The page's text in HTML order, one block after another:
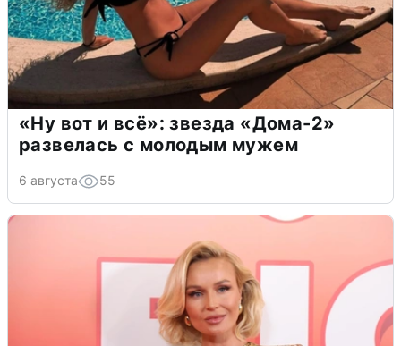
«Ну вот и всё»: звезда «Дома-2»
развелась с молодым мужем
6 августа 55